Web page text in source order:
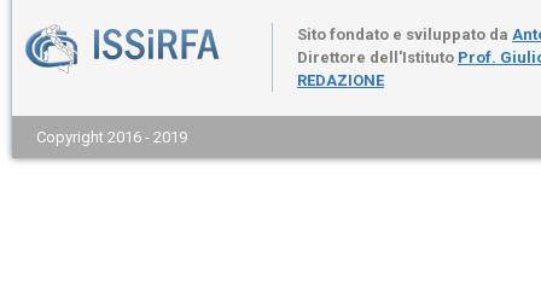
Sito fondato e sviluppato da
Direttore dell'Istituto Prof.
REDAZIONE
Copyright 2016 - 2019